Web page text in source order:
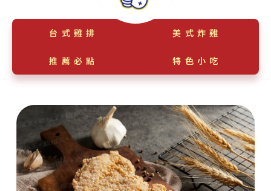
台式雞排 美式炸雞
推薦必點 特色小吃